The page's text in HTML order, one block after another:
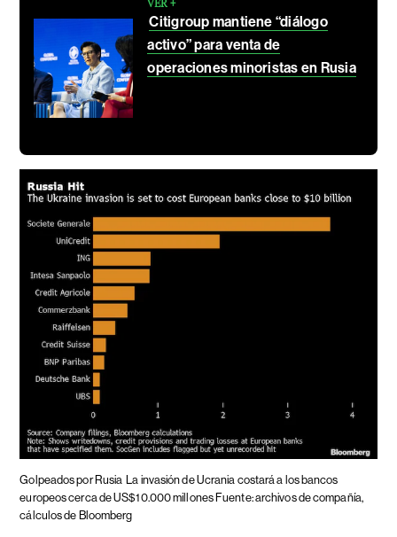
Citigroup mantiene “diálogo
activo” para venta de
operaciones minoristas en Rusia
Golpeados por Rusia La invasión de Ucrania costará a los bancos
europeos cerca de US$10.000 millones Fuente: archivos de compañía,
cálculos de Bloomberg